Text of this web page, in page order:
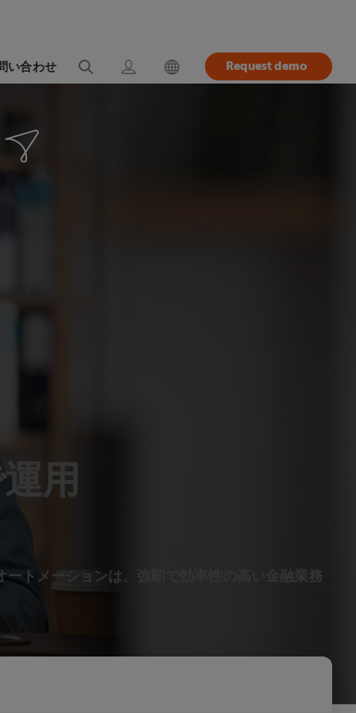
い合わせ Request demo
用
トメーションは、強靭で効率性の高い金融業務